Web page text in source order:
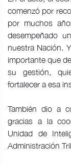
comenzó por
por muchos
desempeñado
nuestra Nación.
importante que
su gestión,
fortalecer a esa
También dio a
gracias a la
Unidad de
Administración